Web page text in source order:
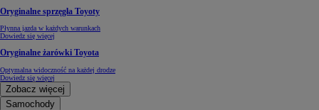
Oryginalne sprzęgła Toyoty
Płynna jazda w każdych warunkach
Dowiedz się więcej
Oryginalne żarówki Toyota
Optymalna widoczność na każdej drodze
Dowiedz się więcej
Zobacz więcej
Samochody